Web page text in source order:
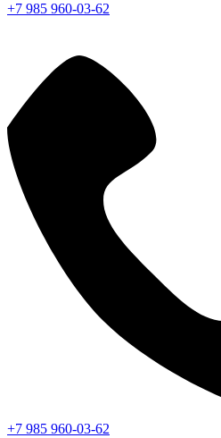
+7 985 960-03-62
+7 985 960-03-62